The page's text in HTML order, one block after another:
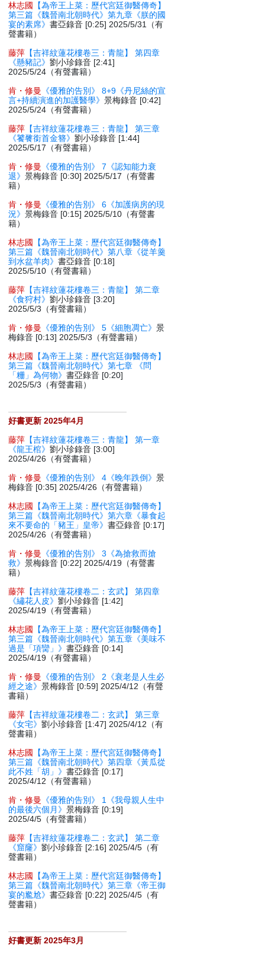
林志國
【為帝王上菜：歷代宮廷御醫傳奇】
第三篇《魏晉南北朝時代》第九章《朕的國
宴的素席》書亞錄音 [0:25] 2025/5/31（有
聲書籍）
藤萍 【吉祥紋蓮花樓卷三：青龍】 第四章
《懸豬記》劉小珍錄音 [2:41]
2025/5/24（有聲書籍）
肯・修曼
《優雅的告別》 8+9《丹尼絲的宣
言+持續演進的加護醫學》景梅錄音 [0:42]
2025/5/24（有聲書籍）
藤萍 【吉祥紋蓮花樓卷三：青龍】 第三章
《饕餮銜首金簪》劉小珍錄音 [1:44]
2025/5/17（有聲書籍）
肯・修曼
《優雅的告別》 7《認知能力衰
退》景梅錄音 [0:30] 2025/5/17（有聲書
籍）
肯・修曼
《優雅的告別》 6《加護病房的現
況》景梅錄音 [0:15] 2025/5/10（有聲書
籍）
林志國
【為帝王上菜：歷代宮廷御醫傳奇】
第三篇《魏晉南北朝時代》第八章《從羊羹
到水盆羊肉》書亞錄音 [0:18]
2025/5/10（有聲書籍）
藤萍 【吉祥紋蓮花樓卷三：青龍】 第二章
《食狩村》劉小珍錄音 [3:20]
2025/5/3（有聲書籍）
肯・修曼
《優雅的告別》 5《細胞凋亡》景
梅錄音 [0:13] 2025/5/3（有聲書籍）
林志國
【為帝王上菜：歷代宮廷御醫傳奇】
第三篇《魏晉南北朝時代》第七章 《問
「粣」為何物》書亞錄音 [0:20]
2025/5/3（有聲書籍）
好書更新 2025年4月
藤萍 【吉祥紋蓮花樓卷三：青龍】 第一章
《龍王棺》劉小珍錄音 [3:00]
2025/4/26（有聲書籍）
肯・修曼
《優雅的告別》 4《晚年跌倒》景
梅錄音 [0:35] 2025/4/26（有聲書籍）
林志國
【為帝王上菜：歷代宮廷御醫傳奇】
第三篇《魏晉南北朝時代》第六章《暴食起
來不要命的「豬王」皇帝》書亞錄音 [0:17]
2025/4/26（有聲書籍）
肯・修曼
《優雅的告別》 3《為搶救而搶
救》景梅錄音 [0:22] 2025/4/19（有聲書
籍）
藤萍 【吉祥紋蓮花樓卷二：玄武】 第四章
《繡花人皮》劉小珍錄音 [1:42]
2025/4/19（有聲書籍）
林志國
【為帝王上菜：歷代宮廷御醫傳奇】
第三篇《魏晉南北朝時代》第五章《美味不
過是「項臠」》書亞錄音 [0:14]
2025/4/19（有聲書籍）
肯・修曼
《優雅的告別》 2《衰老是人生必
經之途》景梅錄音 [0:59] 2025/4/12（有聲
書籍）
藤萍 【吉祥紋蓮花樓卷二：玄武】 第三章
《女宅》劉小珍錄音 [1:47] 2025/4/12（有
聲書籍）
林志國
【為帝王上菜：歷代宮廷御醫傳奇】
第三篇《魏晉南北朝時代》第四章《黃瓜從
此不姓「胡」》書亞錄音 [0:17]
2025/4/12（有聲書籍）
肯・修曼
《優雅的告別》 1《我母親人生中
的最後六個月》景梅錄音 [0:19]
2025/4/5（有聲書籍）
藤萍 【吉祥紋蓮花樓卷二：玄武】 第二章
《窟窿》劉小珍錄音 [2:16] 2025/4/5（有
聲書籍）
林志國
【為帝王上菜：歷代宮廷御醫傳奇】
第三篇《魏晉南北朝時代》第三章《帝王御
宴的尷尬》書亞錄音 [0:22] 2025/4/5（有
聲書籍）
好書更新 2025年3月